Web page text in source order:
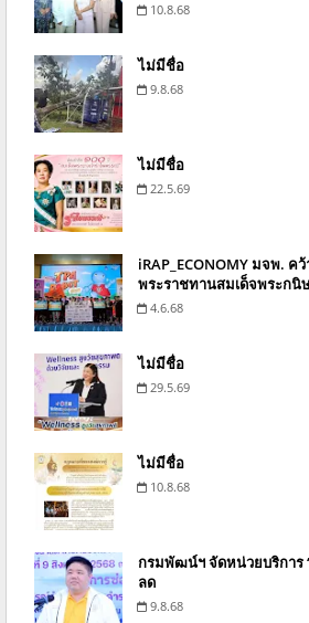
10.8.68
ไม่มีชื่อ
9.8.68
ไม่มีชื่อ
22.5.69
iRAP_ECONOMY มจพ. ค
พระราชทานสมเด็จพระกนิ
4.6.68
ไม่มีชื่อ
29.5.69
ไม่มีชื่อ
10.8.68
กรมพัฒน์ฯ จัดหน่วยบริการ
ลด
9.8.68